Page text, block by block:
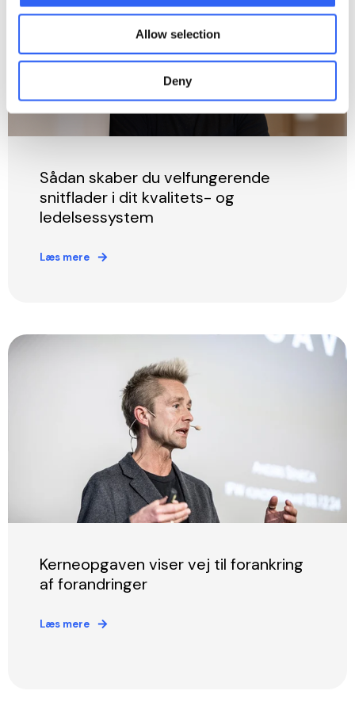
Allow selection
Deny
Sådan skaber du velfungerende
snitflader i dit kvalitets- og
ledelsessystem
Læs mere
Kerneopgaven viser vej til forankring
af forandringer
Læs mere